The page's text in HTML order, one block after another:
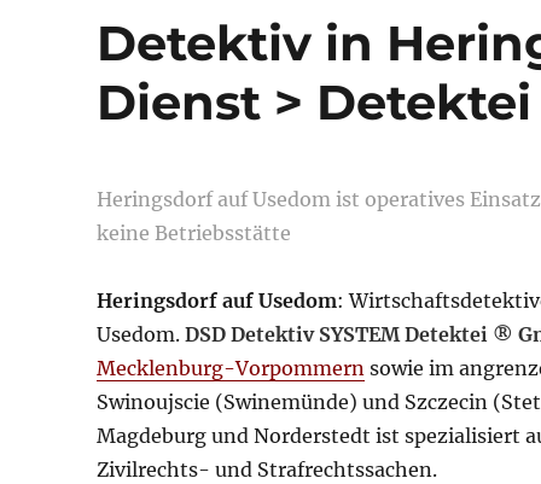
Detektiv in
Dienst >
Heringsdorf auf Usedom ist operatives
keine Betriebsstätte
Heringsdorf auf Usedom:
Usedom.DSD Detektiv SYSTEM Detektei ®
Mecklenburg-Vorpommern sowie im
Swinoujscie (Swinemünde) und Szczecin
Magdeburg und Norderstedt ist spezialisiert
Zivilrechts- und Strafrechtssachen.